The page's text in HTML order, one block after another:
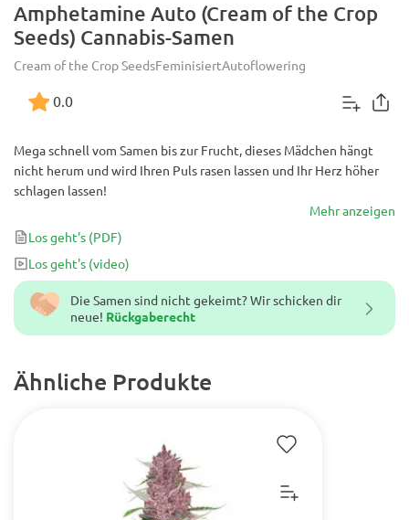
Amphetamine Auto (Cream of the Crop
Seeds) Cannabis-Samen
Cream of the Crop SeedsFeminisiertAutoflowering
0.0
Die Samen sind nicht gekeimt? Wir schicken dir
neue! Rückgaberecht
Ähnliche Produkte
Mega schnell vom Samen bis zur Frucht, dieses Mädchen hängt
nicht herum und wird Ihren Puls rasen lassen und Ihr Herz höher
schlagen lassen!
Mehr anzeigen
Los geht's (PDF)
Los geht's (video)